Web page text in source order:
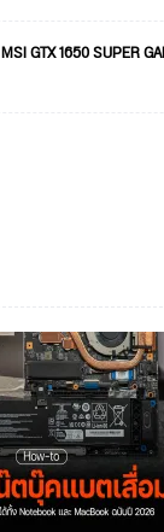
MSI GTX 1650 SUPER